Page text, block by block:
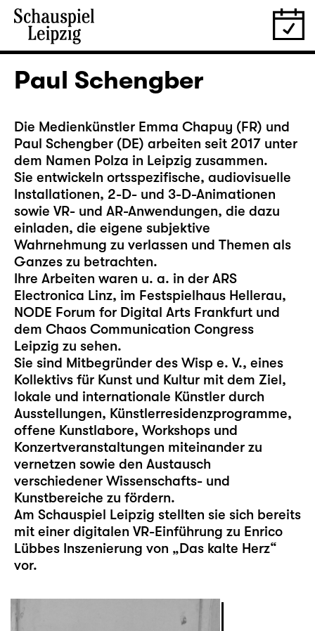
Paul Schengber
Die Medienkünstler Emma Chapuy (FR) und
Paul Schengber (DE) arbeiten seit 2017 unter
dem Namen Polza in Leipzig zusammen.
Sie entwickeln ortsspezifische, audiovisuelle
Installationen, 2-D- und 3-D-Animationen
sowie VR- und AR-Anwendungen, die dazu
einladen, die eigene subjektive
Wahrnehmung zu verlassen und Themen als
Ganzes zu betrachten.
Ihre Arbeiten waren u. a. in der ARS
Electronica Linz, im Festspielhaus Hellerau,
NODE Forum for Digital Arts Frankfurt und
dem Chaos Communication Congress
Leipzig zu sehen.
Sie sind Mitbegründer des Wisp e. V., eines
Kollektivs für Kunst und Kultur mit dem Ziel,
lokale und internationale Künstler durch
Ausstellungen, Künstlerresidenzprogramme,
offene Kunstlabore, Workshops und
Konzertveranstaltungen miteinander zu
vernetzen sowie den Austausch
verschiedener Wissenschafts- und
Kunstbereiche zu fördern.
Am Schauspiel Leipzig stellten sie sich bereits
mit einer digitalen VR-Einführung zu Enrico
Lübbes Inszenierung von „Das kalte Herz“
vor.